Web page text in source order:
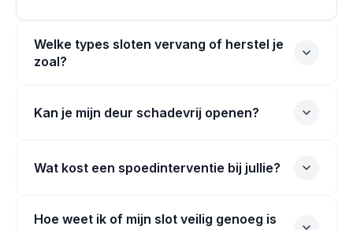
Welke types sloten vervang of herstel je
zoal?
Kan je mijn deur schadevrij openen?
Wat kost een spoedinterventie bij jullie?
Hoe weet ik of mijn slot veilig genoeg is